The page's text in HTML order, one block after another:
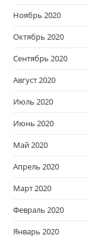
Ноябрь 2020
Октябрь 2020
Сентябрь 2020
Август 2020
Июль 2020
Июнь 2020
Май 2020
Апрель 2020
Март 2020
Февраль 2020
Январь 2020